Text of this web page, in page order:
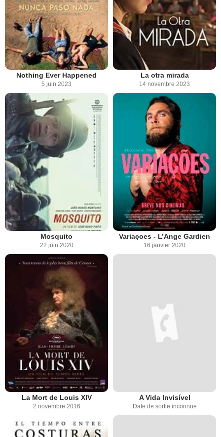
Nothing Ever Happened
5 juin 2023
La otra mirada
14 novembre 2023
Mosquito
22 juin 2020
Variaçoes - L’Ange Gardien
16 janvier 2020
La Mort de Louis XIV
2 novembre 2016
A Vida Invisível
Date de sortie inconnue